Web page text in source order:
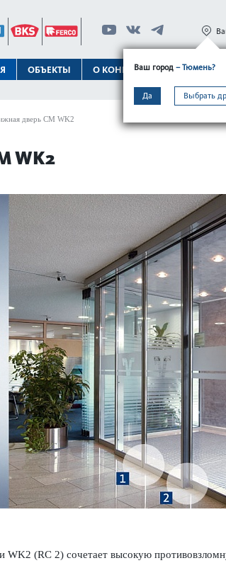
ОБЪЕКТЫ О КОНЦЕРНЕВаш город – Тюмень?
Да Выбрать
дверь CM WK2
WK2
WK2 (RC 2) сочетает выс­окую